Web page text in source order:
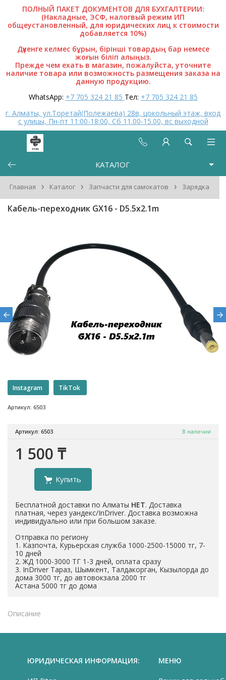
ПОЛНЫЙ ПАКЕТ ДОКУМЕНТОВ ДЛЯ БУХГАЛТЕРИИ:
(Накладные, ЭСФ, налогвый режим ИП
общеустановленный, для юридических лиц к стоимости
добавляется 10%)
Дүкенге келмес бұрын, бірінші товардың бар немесе
жоғын біліп алыңыз.
Прежде чем ехать в магазин, пожалуйста, уточните
наличие товара или возможность размещения заказа на
данную продукцию.
WhatsApp: +7 705 324 21 85 Тел: +7 705 324 21 85
г. Алматы, ул.Торетай(Полежаева) 28в, цокольный этаж, вход
с улицы, Пн-пт 11:00-18:00, Сб 11.00-15.00, вс выходной
КАТАЛОГ
Главная › Каталог › Запчасти для самокатов › Зарядка
Кабель-переходник GX16 - D5.5x2.1m
Артикул: 6503
Instagram TikTok
Артикул: 6503 В наличии
1 500 ₸
Купить
Бесплатной доставки по Алматы НЕТ. Доставка
платная, через уандекс/InDriver. Доставка возможна
индивидуально или при большом заказе.
Отправка по региону
1. Казпочта, Курьерская служба 1000-2500-15000 тг, 7-
10 дней
2. ЖД 1000-3000 ТГ 1-3 дней, оплата сразу
3. InDriver Тараз, Шымкент, Талдакорган, Кызылорда до
дома 3000 тг, до автовокзала 2000 тг
Астана 5000 тг до дома
Описание
ЮРИДИЧЕСКАЯ ИНФОРМАЦИЯ: МЕНЮ